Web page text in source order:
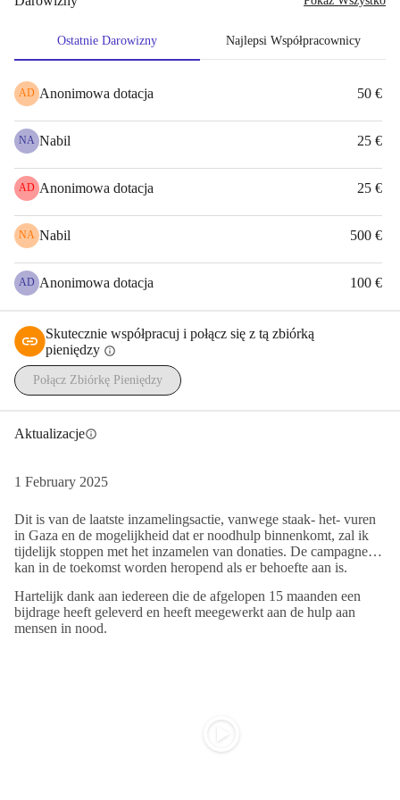
związanych z darowiznami.
Doceniam Wasze wsparcie.
Kamal El Mokayad,
Helmond, Holandia
'
Ostatnie Darowizny Najlepsi Współpracownicy
AD Anonimowa dotacja 50 €
NA Nabil 25 €
AD Anonimowa dotacja 25 €
NA Nabil 500 €
AD Anonimowa dotacja 100 €
Skutecznie współpracuj i połącz się z tą zbiórką
pieniędzy info
Połącz Zbiórkę Pieniędzy
Aktualizacjeinfo
1 February 2025
Dit is van de laatste inzamelingsactie, vanwege staak- het- vuren
in Gaza en de mogelijkheid dat er noodhulp binnenkomt, zal ik
tijdelijk stoppen met het inzamelen van donaties. De campagne
kan in de toekomst worden heropend als er behoefte aan is.
Hartelijk dank aan iedereen die de afgelopen 15 maanden een
bijdrage heeft geleverd en heeft meegewerkt aan de hulp aan
mensen in nood.